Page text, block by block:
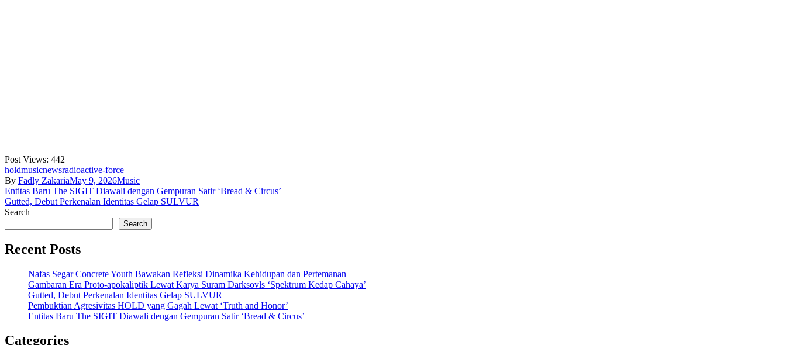
Post Views: 442
holdmusicnewsradioactive-force
By Fadly ZakariaMay 9, 2026Music
Post
navigation
Entitas Baru The SIGIT Diawali dengan Gempuran Satir ‘Bread & Circus’
Gutted, Debut Perkenalan Identitas Gelap SULVUR
Search
Search
Recent Posts
Nafas Segar Concrete Youth Bawakan Refleksi Dinamika Kehidupan dan Pertemanan
Gambaran Era Proto-apokaliptik Lewat Karya Suram Darksovls ‘Spektrum Kedap Cahaya’
Gutted, Debut Perkenalan Identitas Gelap SULVUR
Pembuktian Agresivitas HOLD yang Gagah Lewat ‘Truth and Honor’
Entitas Baru The SIGIT Diawali dengan Gempuran Satir ‘Bread & Circus’
Categories